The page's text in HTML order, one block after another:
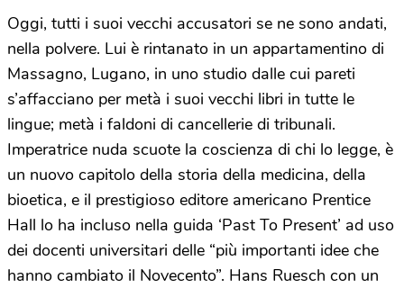
Oggi, tutti i suoi vecchi accusatori se ne sono andati,
nella polvere. Lui è rintanato in un appartamentino di
Massagno, Lugano, in uno studio dalle cui pareti
s’affacciano per metà i suoi vecchi libri in tutte le
lingue; metà i faldoni di cancellerie di tribunali.
Imperatrice nuda scuote la coscienza di chi lo legge, è
un nuovo capitolo della storia della medicina, della
bioetica, e il prestigioso editore americano Prentice
Hall lo ha incluso nella guida ‘Past To Present’ ad uso
dei docenti universitari delle “più importanti idee che
hanno cambiato il Novecento”. Hans Ruesch con un